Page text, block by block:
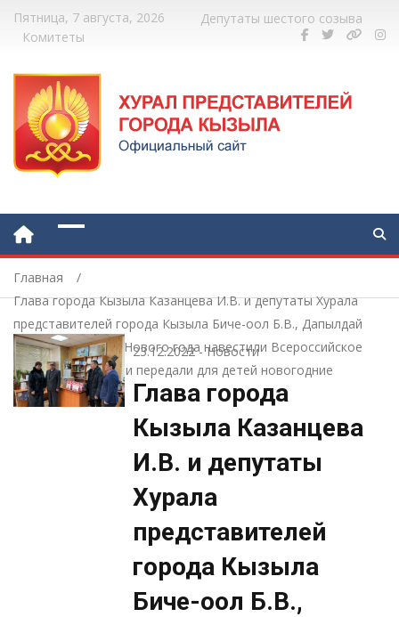
Пятница, 7 августа, 2026
Депутаты шестого созыва
Комитеты
Главная
Глава города Кызыла Казанцева И.В. и депутаты Хурала
представителей города Кызыла Биче-оол Б.В., Дапылдай
А.Б. в преддверии Нового года навестили Всероссийское
общество слепых и передали для детей новогодние
подарки.
23.12.2022- Новости
Глава города
Кызыла Казанцева
И.В. и депутаты
Хурала
представителей
города Кызыла
Биче-оол Б.В.,